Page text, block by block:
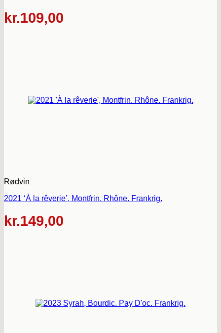
kr.109,00
Rødvin
2021 ‘À la rêverie’, Montfrin. Rhône. Frankrig.
kr.149,00